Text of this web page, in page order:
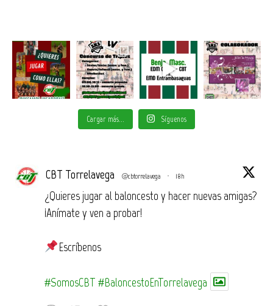
Cargar más... Síguenos
CBT Torrelavega @cbtorrelavega · 18h
¿Quieres jugar al baloncesto y hacer nuevas amigas?
¡Anímate y ven a probar!
Escríbenos
#SomosCBT #BaloncestoEnTorrelavega